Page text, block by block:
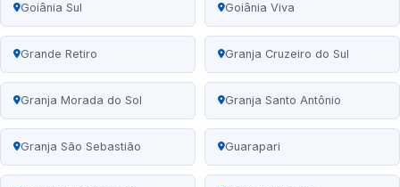
Goiânia Sul Goiânia Viva
Grande Retiro Granja Cruzeiro do Sul
Granja Morada do Sol Granja Santo Antônio
Granja São Sebastião Guarapari